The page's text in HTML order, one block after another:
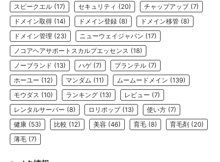
スピークエル (17) セキュリティ (20) チャップアップ(7)
ドメイン取得 (14) ドメイン登録 (8) ドメイン移管 (8)
ドメイン管理 (23) ニューウェイジャパン (17)
ノコアヘアサポートスカルプエッセンス (18)
ノーブランド (13) ハゲ (7) プランテル (7)
ホーユー (12) マンダム (11) ムームードメイン (139)
モウダス (10) ランキング (13) レビュー (7)
レンタルサーバー (8) ロリポップ(13) 使い方 (7)
健康 (53) 比較 (12) 美容 (46) 育毛 (8) 育毛剤 (20)
薄毛 (7)